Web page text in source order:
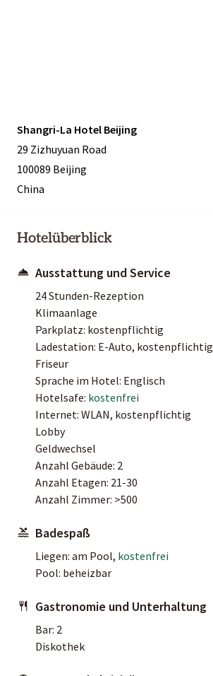
Shangri-La Hotel Beijing
29 Zizhuyuan Road
100089 Beijing
China
Hotelüberblick
Ausstattung und Service
24 Stunden-Rezeption
Klimaanlage
Parkplatz: kostenpflichtig
Ladestation: E-Auto, kostenpflichtig
Friseur
Sprache im Hotel: Englisch
Hotelsafe: kostenfrei
Internet: WLAN, kostenpflichtig
Lobby
Geldwechsel
Anzahl Gebäude: 2
Anzahl Etagen: 21-30
Anzahl Zimmer: >500
Badespaß
Liegen: am Pool, kostenfrei
Pool: beheizbar
Gastronomie und Unterhaltung
Bar: 2
Diskothek